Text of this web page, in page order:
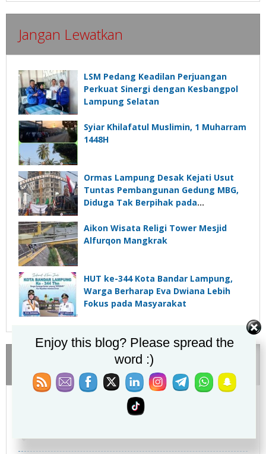
Jangan Lewatkan
LSM Pedang Keadilan Perjuangan
Perkuat Sinergi dengan Kesbangpol
Lampung Selatan
Syiar Khilafatul Muslimin, 1 Muharram
1448H
Ormas Lampung Desak Kejati Usut
Tuntas Pembangunan Gedung MBG,
Diduga Tak Berpihak pada
Aikon Wisata Religi Tower Mesjid
Alfurqon Mangkrak
HUT ke-344 Kota Bandar Lampung,
Warga Berharap Eva Dwiana Lebih
Fokus pada Masyarakat
16 April 2025 pukul 23:59
Enjoy this blog? Please spread the
word :)